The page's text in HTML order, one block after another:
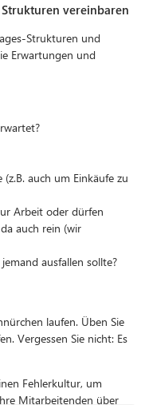
vereinbaren
Strukturen und
Erwartungen und
auch um Einkäufe zu
Arbeit oder dürfen
auch rein (wir
ausfallen sollte?
laufen. Üben Sie
Vergessen Sie nicht: Es
Fehlerkultur, um
Mitarbeitenden über